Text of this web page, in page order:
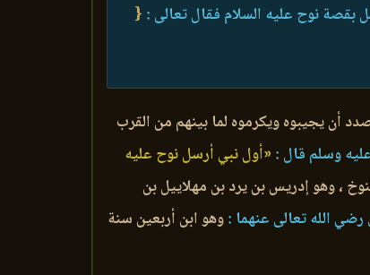
بقصة نوح عليه السلام فقال تعالى : {
أن يجيبوه ويكرموه لما بينهم من القرب
وسلم قال : «أول نبي أرسل نوح عليه
، وهو إدريس بن يرد بن مهلاييل بن
الله تعالى عنهما :وهو ابن أربعين سنة